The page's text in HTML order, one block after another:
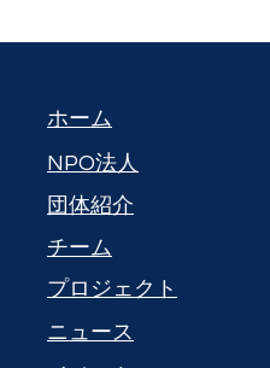
​ホーム
NPO法人
団体紹介
​チーム
プロジェクト
​ニュース